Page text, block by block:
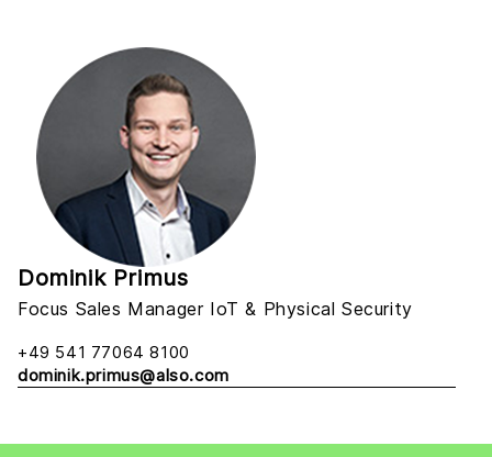
Dominik Primus
Focus Sales Manager IoT & Physical Security
+49 541 77064 8100
dominik.primus@also.com